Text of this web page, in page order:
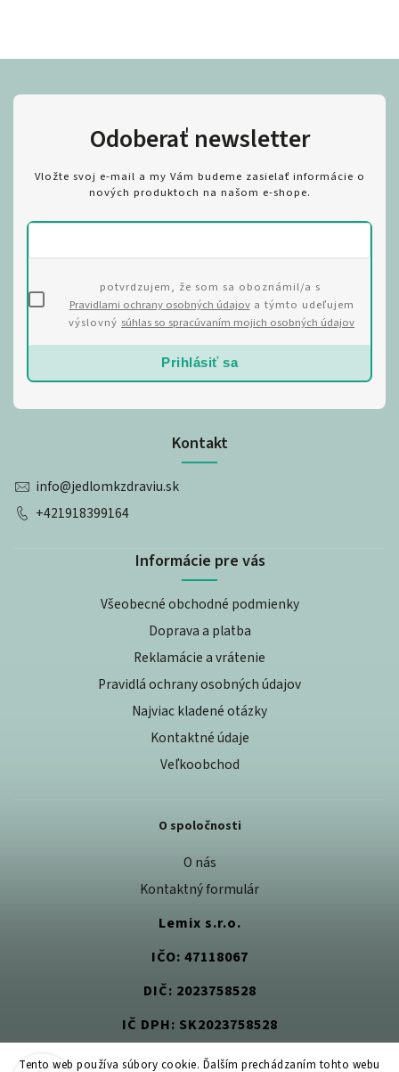
Tento web používa súbory cookie. Ďalším prechádzaním tohto webu
Kontakt
info@jedlomkzdraviu.sk
+421918399164
Informácie pre vás
Všeobecné obchodné podmienky
Doprava a platba
Reklamácie a vrátenie
Pravidlá ochrany osobných údajov
Najviac kladené otázky
Kontaktné údaje
Veľkoobchod
O spoločnosti
O nás
Kontaktný formulár
Lemix s.r.o.
IČO: 47118067
DIČ: 2023758528
IČ DPH: SK2023758528
Odoberať newsletter
Vložte svoj e-mail a my Vám budeme zasielať informácie o
nových produktoch na našom e-shope.
potvrdzujem, že som sa oboznámil/a s
Pravidlami ochrany osobných údajova týmto udeľujem
výslovný súhlas so spracúvaním mojich osobných údajov
Prihlásiť sa